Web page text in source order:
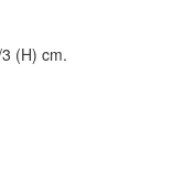
(H) cm.